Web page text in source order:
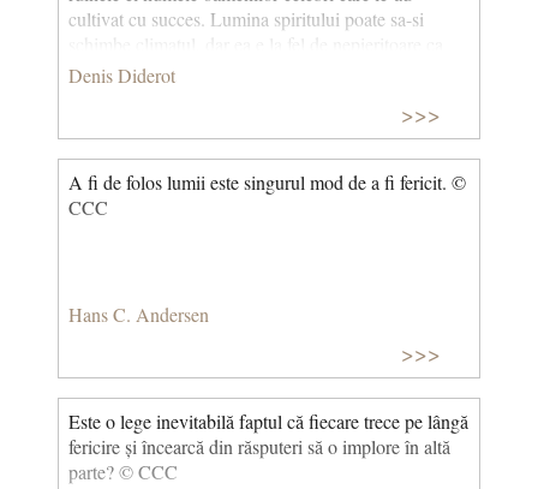
cultivat cu succes. Lumina spiritului poate sa-si
schimbe climatul, dar ea e la fel de nepieritoare ca
lumina soarelui.
Denis Diderot
>>>
A fi de folos lumii este singurul mod de a fi fericit. ©
CCC
Hans C. Andersen
>>>
Este o lege inevitabilă faptul că fiecare trece pe lângă
fericire și încearcă din răsputeri să o implore în altă
parte? © CCC